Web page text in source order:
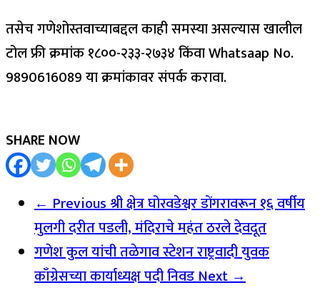
तसेच गणेशोस्तवाच्याबद्दल काही समस्या असल्यास खालील
टोल फ्री क्रमांक १८००-२३३-२७३४ किंवा Whatsaap No.
9890616089 या क्रमांकावर संपर्क करावा.
SHARE NOW
← Previousश्री क्षेत्र घोरवडेश्वर डोंगरावरून १६ वर्षीय
मुलगी दरीत पडली, मंदिराचे महंत ठरले देवदूत
गणेश कुल यांची तळेगाव स्टेशन राष्ट्रवादी युवक
काँग्रेसच्या कार्याध्यक्ष पदी निवडNext →